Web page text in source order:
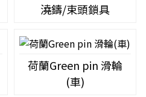
澆鑄/束頭鎖具
荷蘭Green pin 滑輪
(車)